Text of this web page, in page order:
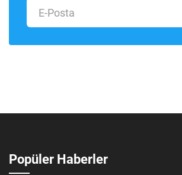
Popüler Haberler